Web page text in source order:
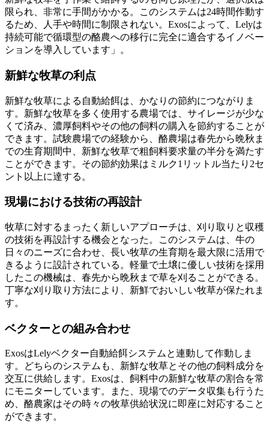
限られ、非常に手間がかかる。このシステムは24時間作動す
るため、人手や時間に制限されない。Exosによって、Lelyは
持続可能で循環型の酪農への移行に完全に適合するイノベー
ションを導入しています」。
新鮮な牧草の利点
新鮮な牧草による自動給餌は、かなりの節約につながりま
す。新鮮な牧草を多く使用する農場では、サイレージが少な
くて済み、濃厚飼料やその他の飼料の購入を節約することが
できます。試験農場での経験から、酪農場は春先から晩秋ま
での生育期間中、新鮮な牧草で粗飼料要求量の半分を満たす
ことができます。その節約効果はミルク1リットル当たり2セ
ント以上に達する。
現場における技術の再設計
牧草に対するまったく新しいアプローチは、刈り取りと収穫
の技術を再設計する機会となった。このシステムは、牛の
日々のニーズに合わせ、長い牧草の生育期を最大限に活用で
きるように設計されている。軽量で土壌に優しい技術を採用
したこの機械は、春先から晩秋まで草を刈ることができる。
丁寧な刈り取り方法により、新鮮でおいしい牧草が保たれま
す。
ベクターとの組み合わせ
ExosはLelyベクター自動給餌システムと連動して作動しま
す。どちらのシステムも、新鮮な牧草とその他の飼料成分を
交互に供給します。Exosは、飼料中の新鮮な牧草の割合を常
にモニターしています。また、現場でのデータ収集も行うた
め、酪農家はその時々の牧草供給状況に即座に対応すること
ができます。